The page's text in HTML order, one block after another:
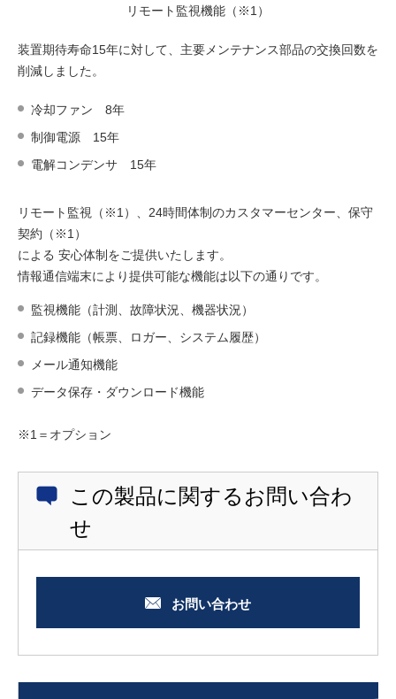
リモート監視機能（※1）
装置期待寿命15年に対して、主要メンテナンス部品の交換回数を
削減しました。
冷却ファン 8年
制御電源 15年
電解コンデンサ 15年
リモート監視（※1）、24時間体制のカスタマーセンター、保守
契約（※1）
による 安心体制をご提供いたします。
情報通信端末により提供可能な機能は以下の通りです。
監視機能（計測、故障状況、機器状況）
記録機能（帳票、ロガー、システム履歴）
メール通知機能
データ保存・ダウンロード機能
※1＝オプション
この製品に関するお問い合わ
せ
お問い合わせ